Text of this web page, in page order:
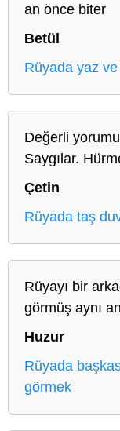
an önce biter
Betül
Rüyada yaz
Değerli
Saygılar.
Çetin
Rüyada taş
Rüyayı bir
görmüş aynı
Huzur
Rüyada
görmek